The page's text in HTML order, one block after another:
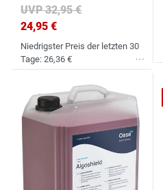
UVP 32,95 €
24,95 €
Niedrigster Preis der letzten 30
Tage: 26,36 €